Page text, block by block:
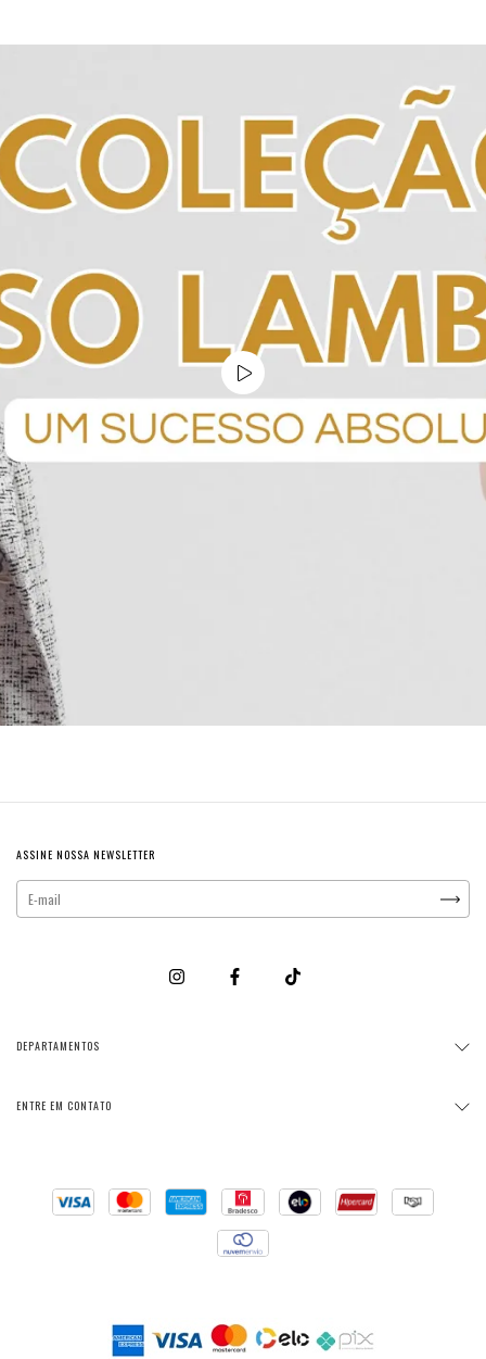
ASSINE NOSSA NEWSLETTER
DEPARTAMENTOS
ENTRE EM CONTATO